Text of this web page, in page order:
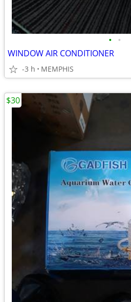
• •
WINDOW AIR CONDITIONER
-3 h MEMPHIS
$30